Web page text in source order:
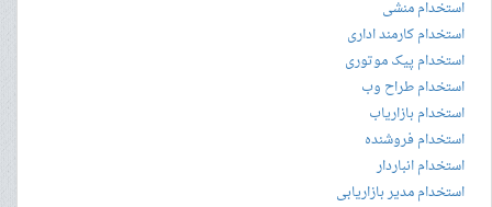
استخدام منشی
استخدام کارمند اداری
استخدام پیک موتوری
استخدام طراح وب
استخدام بازاریاب
استخدام فروشنده
استخدام انباردار
استخدام مدیر بازاریابی